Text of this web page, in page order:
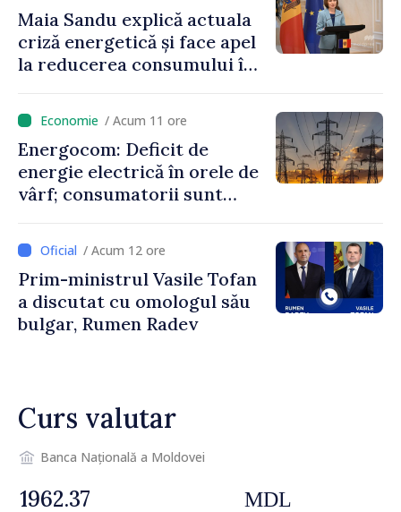
Maia Sandu explică actuala
criză energetică și face apel
la reducerea consumului în
putem menține prețurile la
un nivel mai mic”
/ Acum 11 ore
Energocom: Deficit de
energie electrică în orele de
vârf; consumatorii sunt
/ Acum 12 ore
Prim-ministrul Vasile Tofan
a discutat cu omologul său
bulgar, Rumen Radev
Curs valutar
Banca Națională a Moldovei
MDL